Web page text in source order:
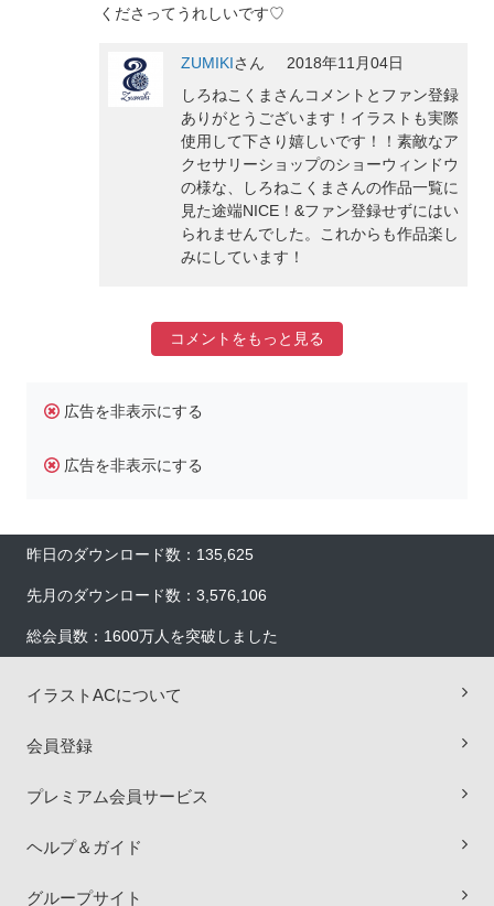
くださってうれしいです♡
ZUMIKIさん
2018年11月04日
しろねこくまさんコメントとファン登録
ありがとうございます！イラストも実際
使用して下さり嬉しいです！！素敵なア
クセサリーショップのショーウィンドウ
の様な、しろねこくまさんの作品一覧に
見た途端NICE！&ファン登録せずにはい
られませんでした。これからも作品楽し
みにしています！
コメントをもっと見る
広告を非表示にする
広告を非表示にする
昨日のダウンロード数：135,625
先月のダウンロード数：3,576,106
総会員数：1600万人を突破しました
イラストACについて
会員登録
プレミアム会員サービス
ヘルプ＆ガイド
グループサイト